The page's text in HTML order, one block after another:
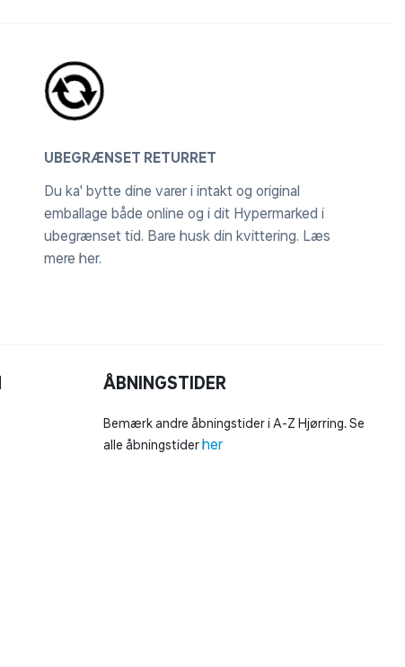
UBEGRÆNSET RETURRET
Du ka' bytte dine varer i intakt og original
emballage både online og i dit Hypermarked i
ubegrænset tid. Bare husk din kvittering. Læs
mere her.
ÅBNINGSTIDER
Bemærk andre åbningstider i A-Z Hjørring. Se
alle åbningstiderher